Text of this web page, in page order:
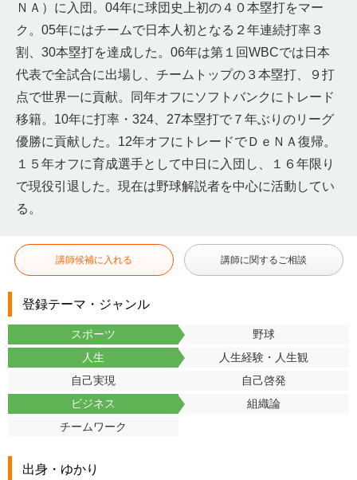
ＮＡ）に入団。04年に球団史上初の４０本塁打をマー
ク。05年にはチームで日本人初となる２年連続打率３
割、30本塁打を達成した。06年は第１回WBCでは日本
代表で全試合に出場し、チームトップの３本塁打、９打
点で世界一に貢献。同年オフにソフトバンクにトレード
移籍。10年に打率・324、27本塁打で７年ぶりのリーグ
優勝に貢献した。12年オフにトレードでＤｅＮＡ復帰。
１５年オフに育成選手として中日に入団し、１６年限り
で現役引退した。現在は野球解説者を中心に活動してい
る。
講師候補に入れる 講師に関するご相談
登録テーマ・ジャンル
スポーツ
野球
人生
人生経験・人生観
自己実現
自己啓発
ビジネス
組織論
チームワーク
出身・ゆかり